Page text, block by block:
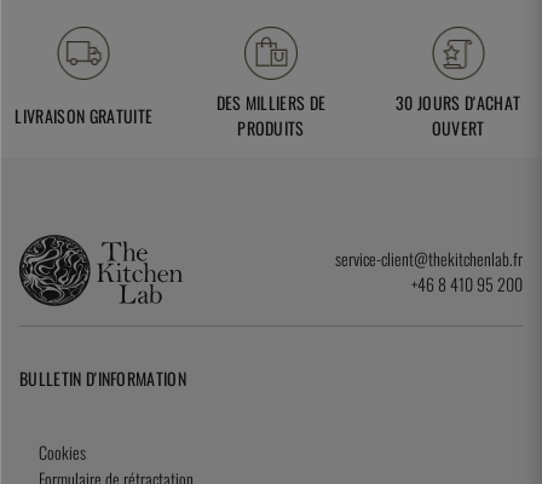
LIVRAISON GRATUITE
DES MILLIERS DE
PRODUITS
30 JOURS D'ACHAT
OUVERT
service-client@thekitchenlab.fr
+46 8 410 95 200
BULLETIN D'INFORMATION
Cookies